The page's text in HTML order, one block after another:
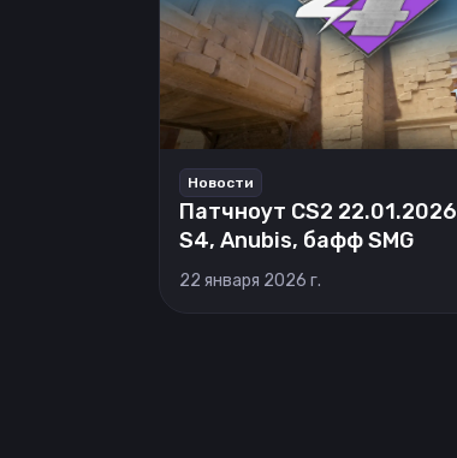
Новости
Патчноут CS2
S4, Anubis, бафф SMG
22 января 2026 г.